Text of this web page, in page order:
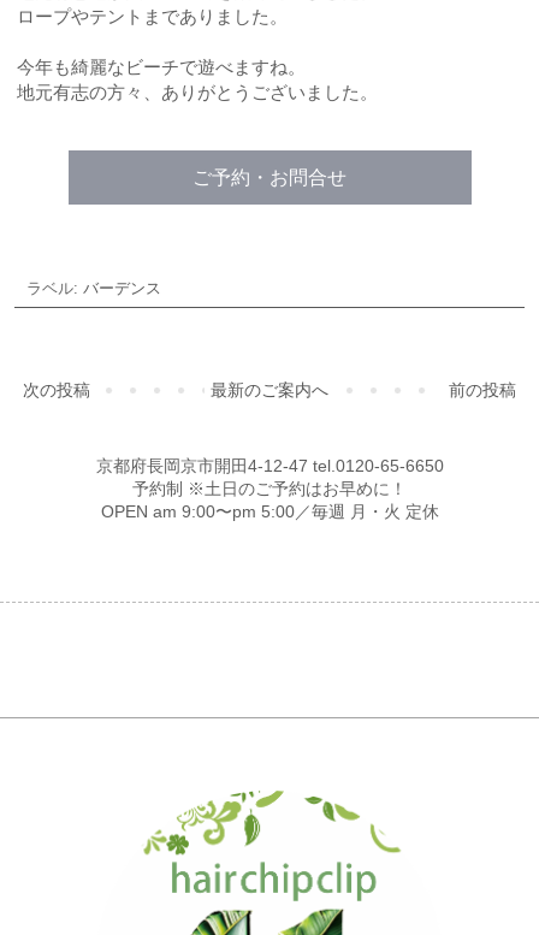
ロープやテントまでありました。
今年も綺麗なビーチで遊べますね。
地元有志の方々、ありがとうございました。
ご予約・お問合せ
ラベル: バーデンス
次の投稿 前の投稿
最新のご案内へ
京都府長岡京市開田4-12-47 tel.0120-65-6650
予約制 ※土日のご予約はお早めに！
OPEN am 9:00〜pm 5:00／毎週 月・火 定休